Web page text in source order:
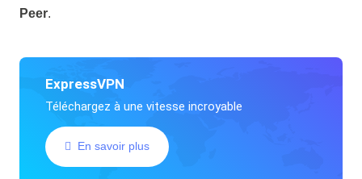
Peer.
ExpressVPN
Téléchargez à une vitesse incroyable
En savoir plus